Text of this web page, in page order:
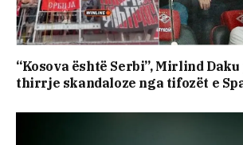
“Kosova është Serbi”, Mirlind
thirrje skandaloze nga tifozët e